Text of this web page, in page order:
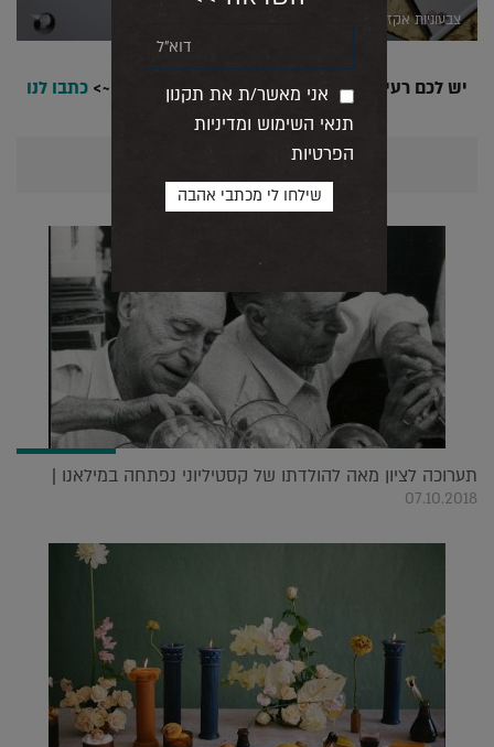
צבעוניות אקזוטית, צילום: EmanueleTortora
יש לכם רעיון? מחשבה? סיפור שתרצו לספר לנו? ~> כתבו לנו
אולי יעניין אותך גם...
תערוכה לציון מאה להולדתו של קסטיליוני נפתחה במילאנו |
07.10.2018
אני מאשר/ת את תקנון
תנאי השימוש ומדיניות
הפרטיות